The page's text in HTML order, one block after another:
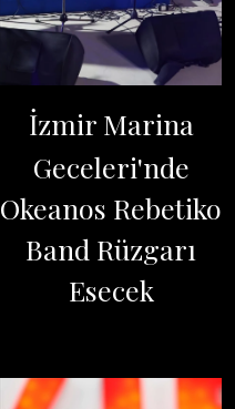
İzmir Marina
Geceleri'nde
Okeanos Rebetiko
Band Rüzgarı
Esecek